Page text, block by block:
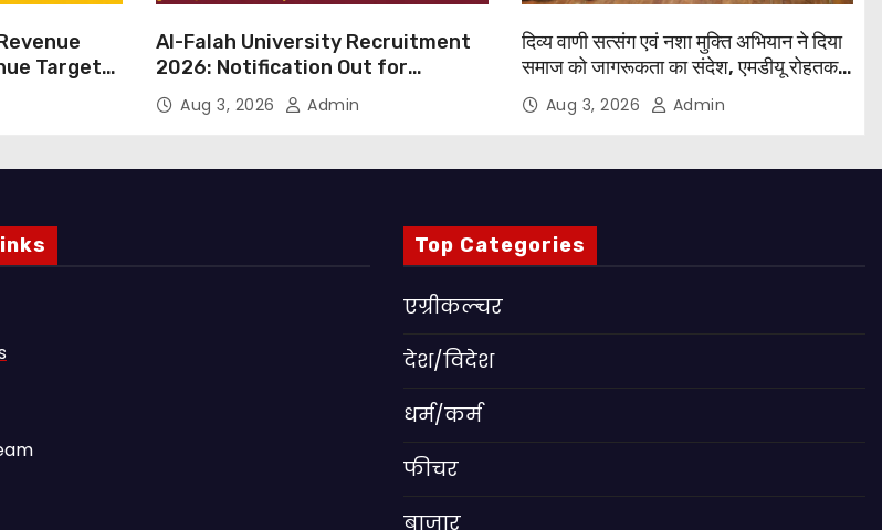
Targets
बड़ा कदम,
Al-Falah University Recruitment
2026: Notification Out for
Nursing, Paramedical &
Supporting Staff Posts, Apply
Aug 3, 2026 Admin
दिव्य वाणी सत्संग एवं नशा मुक्ति अभियान ने दिया
समाज को जागरूकता का संदेश, एमडीयू रोहतक में
हजारों लोगों ने लिया संकल्प
Aug 3, 2026 Admin
Top Categories
एग्रीकल्चर
देश/विदेश
धर्म/कर्म
फीचर
बाजार